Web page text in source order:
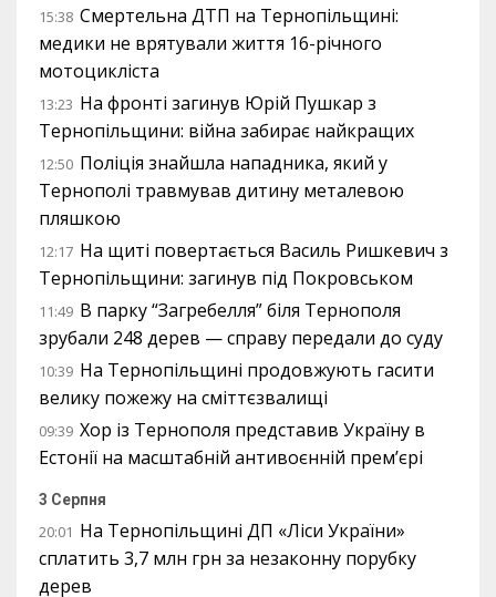
15:38 Смертельна ДТП на Тернопільщині:
медики не врятували життя 16-річного
мотоцикліста
13:23 На фронті загинув Юрій Пушкар з
Тернопільщини: війна забирає найкращих
12:50 Поліція знайшла нападника, який у
Тернополі травмував дитину металевою
пляшкою
12:17 На щиті повертається Василь Ришкевич з
Тернопільщини: загинув під Покровськом
11:49 В парку “Загребелля” біля Тернополя
зрубали 248 дерев — справу передали до суду
10:39 На Тернопільщині продовжують гасити
велику пожежу на сміттєзвалищі
09:39 Хор із Тернополя представив Україну в
Естонії на масштабній антивоєнній прем’єрі
3 Серпня
20:01 На Тернопільщині ДП «Ліси України»
сплатить 3,7 млн грн за незаконну порубку
дерев